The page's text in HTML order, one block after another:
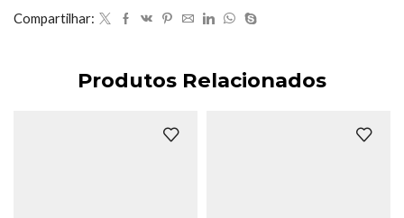
Compartilhar:
Produtos Relacionados